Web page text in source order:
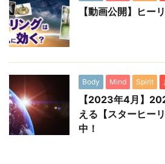
【動画公開】ヒー
Body Mind Spirit
【2023年4月】
える【スターヒー
中！